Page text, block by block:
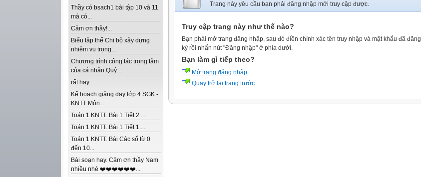
Thầy có bsach1 bài tập 10 và 11
mà có...
Cảm ơn thầy!...
Biểu tập thể Chi bộ xây dựng
nhiệm vụ trọng...
Chương trình công tác trọng tâm
của cá nhân Quý...
rất hay...
Kế hoạch giảng dạy lớp 4 SGK -
KNTT Môn...
Toán 1 KNTT. Bài 1 Tiết 2....
Toán 1 KNTT. Bài 1 Tiết 1....
Toán 1 KNTT. Bài Các số từ 0
đến 10...
Bài soạn hay. Cảm ơn thầy Nam
nhiều nhé ❤️❤️❤️❤️❤️❤️...
Trang này yêu cầu bạn phải đăng nhập mới truy cập được.
Truy cập trang này như thế nào?
Bạn phải mở trang đăng nhập, sau đó điền chính xác tên truy nhập và mật khẩu đã đăng
ký rồi nhấn nút "Đăng nhập" ở phía dưới.
Bạn làm gì tiếp theo?
Mở trang đăng nhập
Quay trở lại trang trước